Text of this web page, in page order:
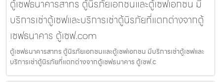
ตู้เซฟธนาคารสาทร ตู้นิรภัยเอกชนและตู้เซฟเอกชน มี
บริการเช่าตู้เซฟและบริการเช่าตู้นิรภัยที่แตกต่างจากตู้
เซฟธนาคาร ตู้เซฟ.com
ตู้เซฟธนาคารสาทร ตู้นิรภัยเอกชนและตู้เซฟเอกชน มีบริการเช่าตู้เซฟและ
บริการเช่าตู้นิรภัยที่แตกต่างจากตู้เซฟธนาคาร ตู้เซฟ.c